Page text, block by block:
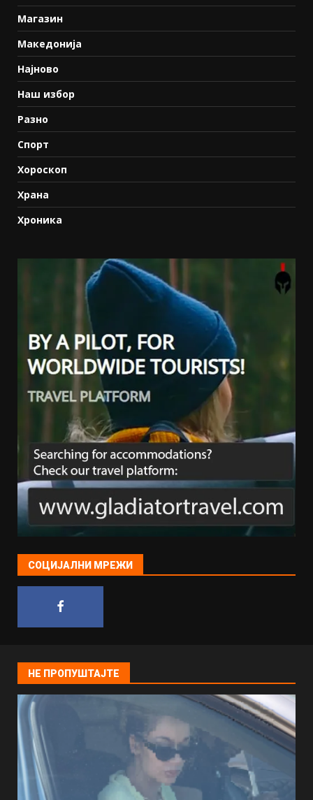
Магазин
Македонија
Најново
Наш избор
Разно
Спорт
Хороскоп
Храна
Хроника
СОЦИЈАЛНИ МРЕЖИ
НЕ ПРОПУШТАЈТЕ